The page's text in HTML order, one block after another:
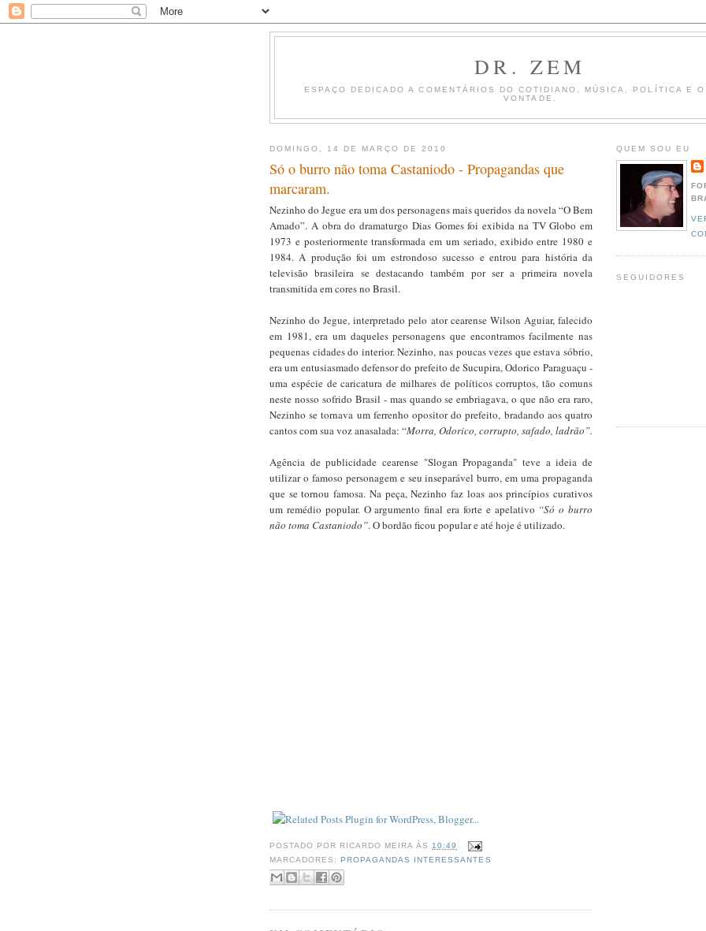
DR. ZEM
ESPAÇO DEDICADO A COMENTÁRIOS DO COTIDIANO, MÚSICA, POLÍTICA E O
VONTADE.
DOMINGO, 14 DE MARÇO DE 2010
Só o burro não toma Castaniodo - Propagandas que
marcaram.
Nezinho do Jegue era um dos personagens mais queridos da novela “O Bem
Amado”. A obra do dramaturgo Dias Gomes foi exibida na TV Globo em
1973 e posteriormente transformada em um seriado, exibido entre 1980 e
1984. A produção foi um estrondoso sucesso e entrou para história da
televisão brasileira se destacando também por ser a primeira novela
transmitida em cores no Brasil.
Nezinho do Jegue, interpretado pelo ator cearense Wilson Aguiar, falecido
em 1981, era um daqueles personagens que encontramos facilmente nas
pequenas cidades do interior. Nezinho, nas poucas vezes que estava sóbrio,
era um entusiasmado defensor do prefeito de Sucupira, Odorico Paraguaçu -
uma espécie de caricatura de milhares de políticos corruptos, tão comuns
neste nosso sofrido Brasil - mas quando se embriagava, o que não era raro,
Nezinho se tornava um ferrenho opositor do prefeito, bradando aos quatro
cantos com sua voz anasalada: “Morra, Odorico, corrupto, safado, ladrão”.
Agência de publicidade cearense "Slogan Propaganda" teve a ideia de
utilizar o famoso personagem e seu inseparável burro, em uma propaganda
que se tornou famosa. Na peça, Nezinho faz loas aos princípios curativos
um remédio popular. O argumento final era forte e apelativo “Só o burro
não toma Castaniodo”. O bordão ficou popular e até hoje é utilizado.
POSTADO POR RICARDO MEIRA ÀS 10:49
MARCADORES:PROPAGANDAS INTERESSANTES
QUEM SOU EU
SEGUIDORES